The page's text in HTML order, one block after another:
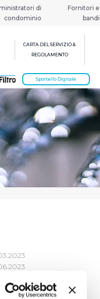
di
condominio
Fornitori e
bandi
CARTA DEL SERVIZIO &
REGOLAMENTO
Sportello Digitale